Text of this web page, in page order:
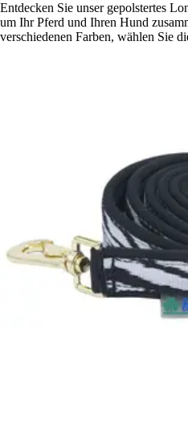
Entdecken Sie unser gepolstertes
um Ihr Pferd und Ihren Hund
verschiedenen Farben, wählen Sie